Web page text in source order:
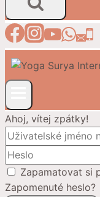
Ahoj, vítej zpátky!
Zapamatovat si
Zapomenuté heslo?